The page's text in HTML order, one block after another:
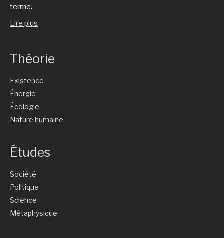
terme.
Lire plus
Théorie
Existence
Énergie
Écologie
Nature humaine
Études
Société
Politique
Science
Métaphysique